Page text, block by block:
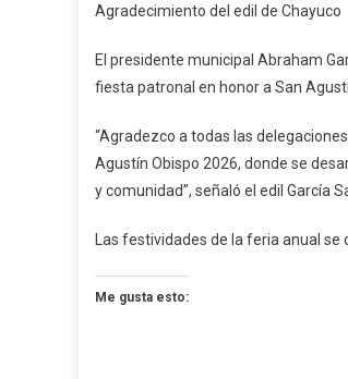
Agradecimiento del edil de Chayuco
El presidente municipal Abraham
fiesta patronal en honor a San
“Agradezco a todas las
Agustín Obispo 2026, donde se
y comunidad”, señaló el edil García
Las festividades de la feria anual
Me gusta esto: